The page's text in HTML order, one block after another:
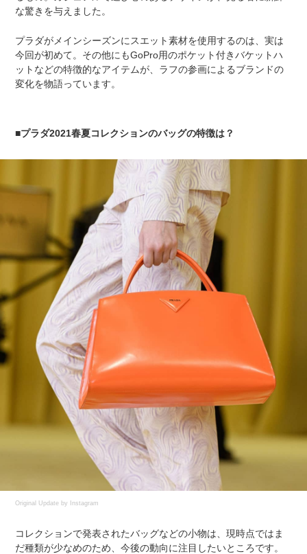
な驚きを与えました。
プラダがメインシーズンにスエット素材を使用するのは、実は
今回が初めて。その他にもGoPro用のポケット付きバケットハ
ットなどの特徴的なアイテムが、ラフの参画によるブランドの
変化を物語っています。
■プラダ2021春夏コレクションのバッグの特徴は？
Original Update by Instagram
コレクションで発表されたバッグなどの小物は、現時点ではま
だ種類が少なめのため、今後の動向に注目したいところです。